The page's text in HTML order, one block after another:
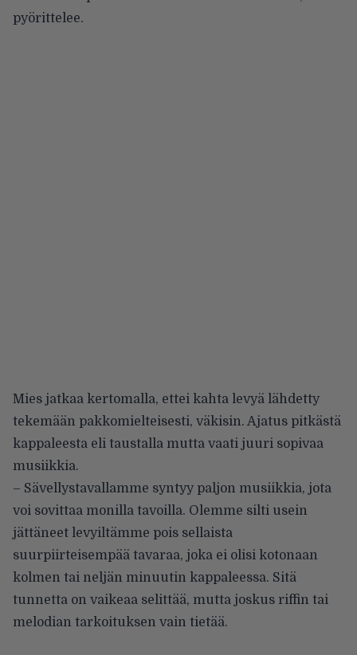
pyörittelee.
Mies jatkaa kertomalla, ettei kahta levyä lähdetty
tekemään pakkomielteisesti, väkisin. Ajatus pitkästä
kappaleesta eli taustalla mutta vaati juuri sopivaa
musiikkia.
– Sävellystavallamme syntyy paljon musiikkia, jota
voi sovittaa monilla tavoilla. Olemme silti usein
jättäneet levyiltämme pois sellaista
suurpiirteisempää tavaraa, joka ei olisi kotonaan
kolmen tai neljän minuutin kappaleessa. Sitä
tunnetta on vaikeaa selittää, mutta joskus riffin tai
melodian tarkoituksen vain tietää.